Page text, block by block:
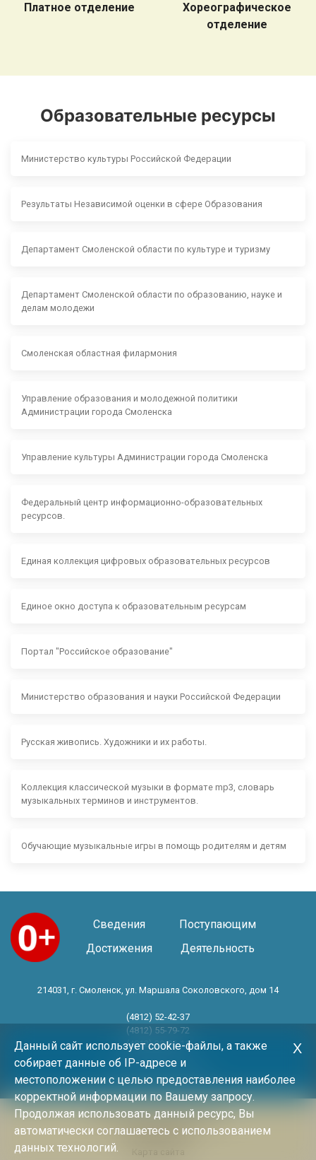
Платное отделение
Хореографическое
отделение
Образовательные ресурсы
Министерство культуры Российской Федерации
Результаты Независимой оценки в сфере Образования
Департамент Смоленской области по культуре и туризму
Департамент Смоленской области по образованию, науке и
делам молодежи
Смоленская областная филармония
Управление образования и молодежной политики
Администрации города Смоленска
Управление культуры Администрации города Смоленска
Федеральный центр информационно-образовательных
ресурсов.
Единая коллекция цифровых образовательных ресурсов
Единое окно доступа к образовательным ресурсам
Портал "Российское образование"
Министерство образования и науки Российской Федерации
Русская живопись. Художники и их работы.
Коллекция классической музыки в формате mp3, словарь
музыкальных терминов и инструментов.
Обучающие музыкальные игры в помощь родителям и детям
Сведения
Поступающим
Достижения
Деятельность
214031, г. Смоленск, ул. Маршала Соколовского, дом 14
(4812) 52-42-37
(4812) 55-79-72
(4812) 30-06-11
Год основания 1983 год
Политика конфиденциальности
Архив новостей
Данный сайт использует cookie-файлы, а также
собирает данные об IP-адресе и
местоположении с целью предоставления наиболее
корректной информации по Вашему запросу.
Продолжая использовать данный ресурс, Вы
автоматически соглашаетесь с использованием
данных технологий.
Х